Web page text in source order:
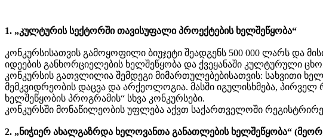
1. „კულტურის სექტორში თავისუფალი პროექტების ხელშეწყობა“
კონკურსისათვის გამოყოფილი ბიუჯეტი შეადგენს 500 000 ლარს და
იდეების განხორციელების ხელშეწყობა და ქვეყანაში კულტურული
კონკურსის გათვლილია შემდეგი მიმართულებებისათვის: სახვითი
მემკვიდრეობის დაცვა და არქეოლოგია. მასში იგულისხმება,
ხელშეწყობის პროგრამის“ სხვა კონკურსები.
კონკურსში მონაწილეობის უფლება აქვთ საქართველოში
2. „ნიჭიერ ახალგაზრდა ხელოვანთა განათლების ხელშეწყობა“